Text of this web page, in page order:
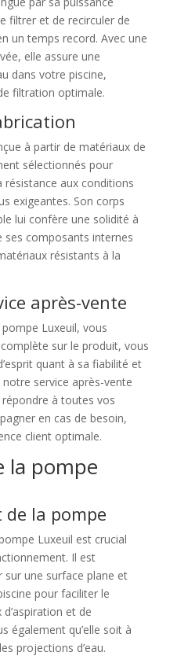
filtrer et de recirculer de
un temps record. Avec une
elle assure une
dans votre piscine,
filtration optimale.
à partir de matériaux de
sélectionnés pour
résistance aux conditions
exigeantes. Son corps
lui confère une solidité à
composants internes
résistants à la
après-vente
Luxeuil, vous
sur le produit, vous
quant à sa fiabilité et
service après-vente
à toutes vos
en cas de besoin,
client optimale.
la pompe
la pompe
Luxeuil est crucial
Il est
sur une surface plane et
pour faciliter le
et de
également qu’elle soit à
projections d’eau.